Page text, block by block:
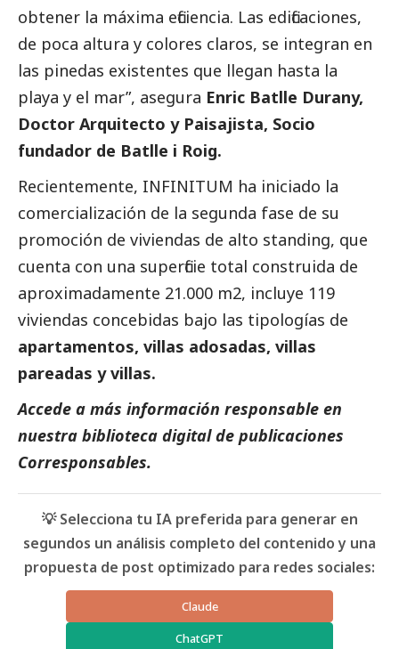
obtener la máxima eficiencia. Las edificaciones,
de poca altura y colores claros, se integran en
las pinedas existentes que llegan hasta la
playa y el mar”, asegura Enric Batlle Durany,
Doctor Arquitecto y Paisajista, Socio
fundador de Batlle i Roig.
Recientemente, INFINITUM ha iniciado la
comercialización de la segunda fase de su
promoción de viviendas de alto standing, que
cuenta con una superficie total construida de
aproximadamente 21.000 m2, incluye 119
viviendas concebidas bajo las tipologías de
apartamentos, villas adosadas, villas
pareadas y villas.
Accede a más información responsable en
nuestra biblioteca digital de publicaciones
Corresponsables.
💡 Selecciona tu IA preferida para generar en
segundos un análisis completo del contenido y una
propuesta de post optimizado para redes sociales:
Claude
ChatGPT